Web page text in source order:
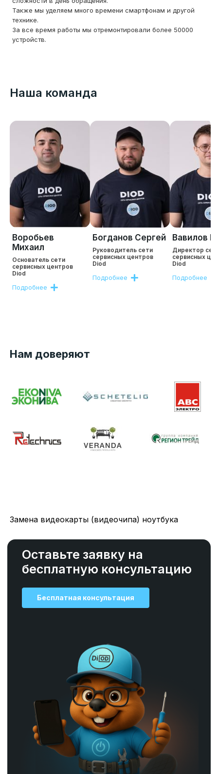
Также мы уделяем много времени смартфонам и другой
технике.
За все время работы мы отремонтировали более 50000
устройств.
Наша команда
Воробьев
Михаил
Основатель сети
сервисных центров
Diod
Подробнее
Богданов Сергей
Руководитель сети
сервисных центров
Diod
Подробнее
Вавилов
Директор
сервисных
Diod
Подробнее
Нам доверяют
Замена видеокарты (видеочипа) ноутбука
Оставьте заявку на
бесплатную консультацию
Бесплатная консультация